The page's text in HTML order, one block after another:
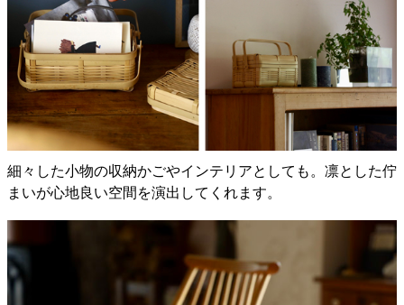
細々した小物の収納かごやインテリアとしても。凛とした佇
まいが心地良い空間を演出してくれます。